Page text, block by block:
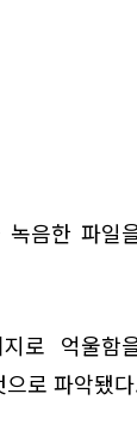
음한 파일
로 억울함
로 파악됐